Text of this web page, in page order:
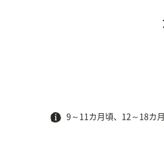
9～11カ月頃、12～18カ